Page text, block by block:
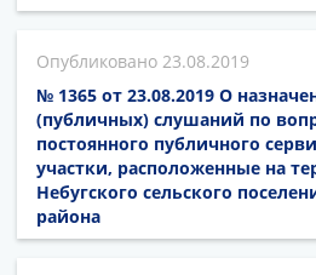
23.08.2019
№ 1365 от 23.08.2019 О
(публичных) слушаний по
постоянного публичного
участки, расположенные на
Небугского сельского
района